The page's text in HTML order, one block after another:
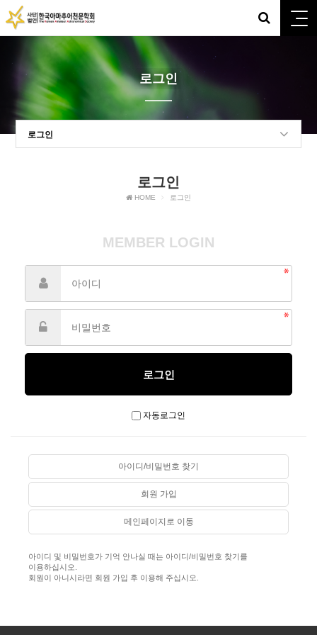
로그인
로그인
로그인
HOME 로그인
MEMBER LOGIN
자동로그인
아이디/비밀번호 찾기
회원 가입
메인페이지로 이동
아이디 및 비밀번호가 기억 안나실 때는 아이디/비밀번호 찾기를
이용하십시오.
회원이 아니시라면 회원 가입 후 이용해 주십시오.